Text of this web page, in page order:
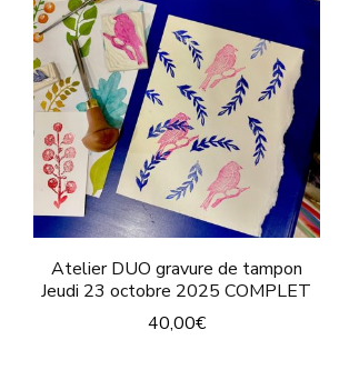
Atelier DUO gravure de tampon
Jeudi 23 octobre 2025 COMPLET
40,00€